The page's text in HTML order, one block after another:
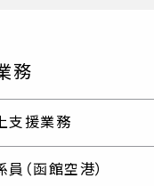
務
支援業務
（函館空港）